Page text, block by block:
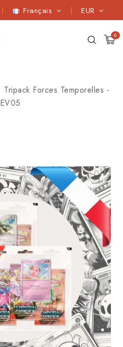
EUR
Français
0
Tripack Forces Temporelles -
EV05